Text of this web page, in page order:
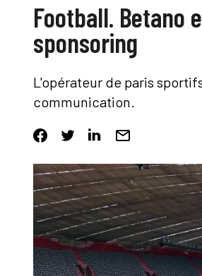
Football. Betano
sponsoring
L'opérateur de paris
communication.